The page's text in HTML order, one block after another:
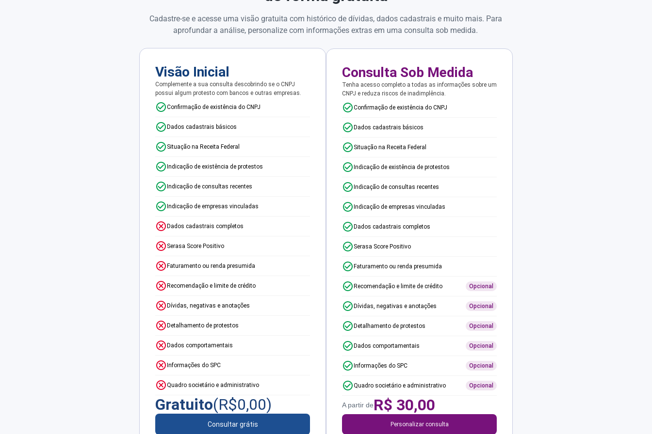
Cadastre-se e acesse uma visão gratuita com histórico de dívidas, dados cadastrais e muito mais. Para
aprofundar a análise, personalize com informações extras em uma consulta sob medida.
Visão Inicial
Complemente a sua consulta descobrindo se o CNPJ
possui algum protesto com bancos e outras empresas.
Confirmação de existência do CNPJ
Dados cadastrais básicos
Situação na Receita Federal
Indicação de existência de protestos
Indicação de consultas recentes
Indicação de empresas vinculadas
Dados cadastrais completos
Serasa Score Positivo
Faturamento ou renda presumida
Recomendação e limite de crédito
Dívidas, negativas e anotações
Detalhamento de protestos
Dados comportamentais
Informações do SPC
Quadro societário e administrativo
Gratuito(R$0,00)
Consultar grátis
Consulta Sob Medida
Tenha acesso completo a todas as informações sobre um
CNPJ e reduza riscos de inadimplência.
Confirmação de existência do CNPJ
Dados cadastrais básicos
Situação na Receita Federal
Indicação de existência de protestos
Indicação de consultas recentes
Indicação de empresas vinculadas
Dados cadastrais completos
Serasa Score Positivo
Faturamento ou renda presumida
Recomendação e limite de crédito Opcional
Dívidas, negativas e anotações Opcional
Detalhamento de protestos Opcional
Dados comportamentais Opcional
Informações do SPC Opcional
Quadro societário e administrativo Opcional
A partir deR$ 30,00
Personalizar consulta